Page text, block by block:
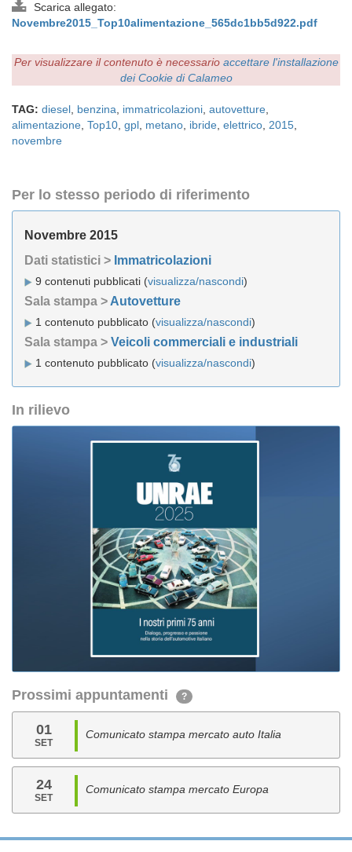
Scarica allegato:
Novembre2015_Top10alimentazione_565dc1bb5d922.pdf
Per visualizzare il contenuto è necessario accettare l'installazione
dei Cookie di Calameo
TAG: diesel benzina immatricolazioni autovetture
alimentazione Top10 gpl metano ibride elettrico 2015
novembre
Per lo stesso periodo di riferimento
Novembre 2015
Dati statistici > Immatricolazioni
9 contenuti pubblicati (visualizza/nascondi)
Sala stampa > Autovetture
1 contenuto pubblicato (visualizza/nascondi)
Sala stampa > Veicoli commerciali e industriali
1 contenuto pubblicato (visualizza/nascondi)
In rilievo
Prossimi appuntamenti ?
01
SET
Comunicato stampa mercato auto Italia
24
SET
Comunicato stampa mercato Europa